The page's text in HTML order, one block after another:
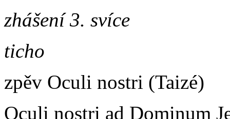
zhášení 3. svíce
ticho
zpěv Oculi nostri (Taizé)
Oculi nostri ad Dominum